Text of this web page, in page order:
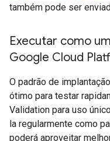
também pode ser
Executar como
Google Cloud
O padrão de
ótimo para testar
Validation para uso
la regularmente como
poderá aproveitar